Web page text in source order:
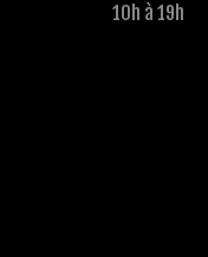
10h à 19h